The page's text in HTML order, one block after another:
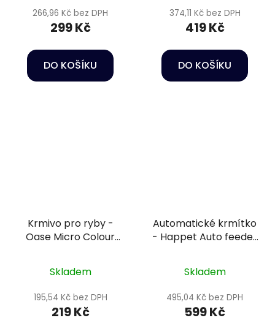
266,96 Kč bez DPH
299 Kč
DO KOŠÍKU
374,11 Kč bez DPH
419 Kč
DO KOŠÍKU
Krmivo pro ryby -
Oase Micro Colour
Skladem
195,54 Kč bez DPH
219 Kč
Automatické krmítko
- Happet Auto feeder
Skladem
495,04 Kč bez DPH
599 Kč